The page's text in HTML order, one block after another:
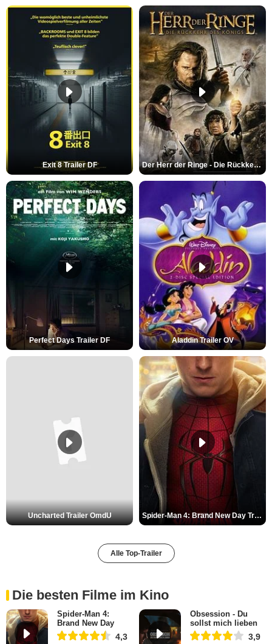
Exit 8 Trailer DF Der Herr der Ringe - Die Rückkehr des Königs Trailer OV
Perfect Days Trailer DF Aladdin Trailer OV
Uncharted Trailer OmdU Spider-Man 4: Brand New Day Trailer (3) DF
Alle Top-Trailer
Die besten Filme im Kino
Spider-Man 4:
Brand New Day
4,3
Obsession - Du
sollst mich lieben
3,9